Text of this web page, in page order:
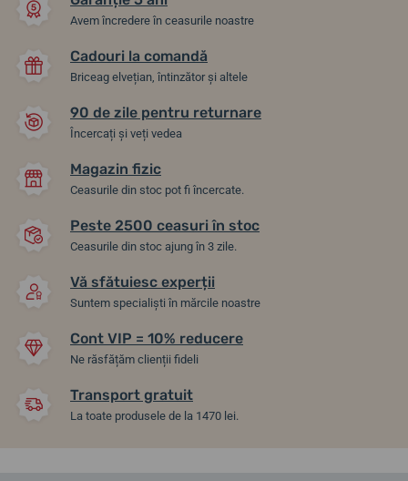
Avem încredere în ceasurile noastre
Cadouri la comandă
Briceag elvețian, întinzător și altele
90 de zile pentru returnare
Încercați și veți vedea
Magazin fizic
Ceasurile din stoc pot fi încercate.
Peste 2500 ceasuri în stoc
Ceasurile din stoc ajung în 3 zile.
Vă sfătuiesc experții
Suntem specialiști în mărcile noastre
Cont VIP = 10% reducere
Ne răsfățăm clienții fideli
Transport gratuit
La toate produsele de la 1470 lei.